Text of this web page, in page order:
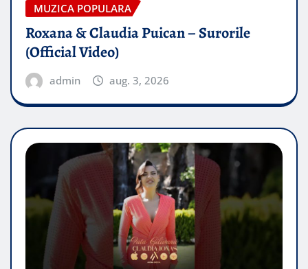
MUZICA POPULARA
Roxana & Claudia Puican – Surorile
(Official Video)
admin aug. 3, 2026